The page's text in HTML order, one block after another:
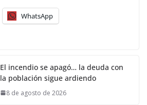
WhatsApp
El incendio se apagó… la deuda con
la población sigue ardiendo
8 de agosto de 2026